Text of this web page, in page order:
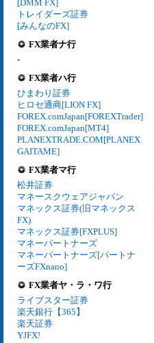
[DMM FX]
トレイダーズ証券
[みんなのFX]
FX業者ナ行
-
FX業者ハ行
ひまわり証券
ヒロセ通商[LION FX]
FOREX.comJapan[FOREXTrader]
FOREX.comJapan[MT4]
PLANEXTRADE.COM[PLANEX
GAITAME]
FX業者マ行
松井証券
マネースクウェアジャパン
マネックス証券(旧マネックス
FX)
マネックス証券[FXPLUS]
マネーパートナーズ
マネーパートナーズ[パートナ
ーズFXnano]
FX業者ヤ・ラ・ワ行
ライブスター証券
楽天銀行【365】
楽天証券
YJFX!